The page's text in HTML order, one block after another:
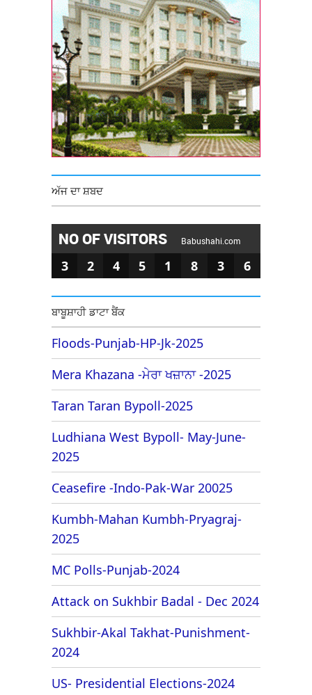
ਅੱਜ ਦਾ ਸ਼ਬਦ
NO OF VISITORS Babushahi.com
3 2 4 5 1 8 3 6
ਬਾਬੂਸ਼ਾਹੀ ਡਾਟਾ ਬੈਂਕ
Floods-Punjab-HP-Jk-2025
Mera Khazana -ਮੇਰਾ ਖਜ਼ਾਨਾ -2025
Taran Taran Bypoll-2025
Ludhiana West Bypoll- May-June-
2025
Ceasefire -Indo-Pak-War 20025
Kumbh-Mahan Kumbh-Pryagraj-
2025
MC Polls-Punjab-2024
Attack on Sukhbir Badal - Dec 2024
Sukhbir-Akal Takhat-Punishment-
2024
US- Presidential Elections-2024